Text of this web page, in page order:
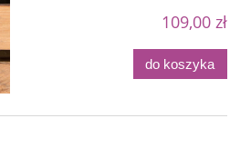
109,00 zł
do koszyka